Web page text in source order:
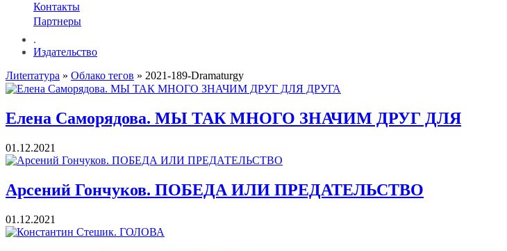
Контакты
Партнеры
.
Издательство
Лиterraтура » Облако тегов » 2021-189-Dramaturgy
Елена Саморядова. МЫ ТАК МНОГО ЗНАЧИМ ДРУГ ДЛЯ
01.12.2021
Арсений Гончуков. ПОБЕДА ИЛИ ПРЕДАТЕЛЬСТВО
01.12.2021